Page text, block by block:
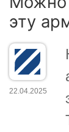
эту
22.04.2025